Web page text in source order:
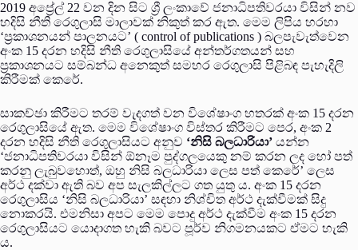
2019 අප්‍රේල් 22 වන දින සිට ශ්‍රී ලංකාවේ ජනාධිපතිවරයා විසින් නව
හදිසි නීති රෙගුලාසි මාලාවක් නිකුත් කර ඇත. මෙම ලිපිය හරහා
‘ප්‍රකාශනයන් පාලනයට’ ( control of publications ) බලපැවැත්වෙන
අංක 15 දරන හදිසි නීති රෙගුලාසියේ අන්තර්ගතයන් සහ
ප්‍රකාශනයට සම්බන්ධ අනෙකුත් සමහර රෙගුලාසි පිළිබඳ පැහැදිලි
කිරීමක් කෙරේ.
සාකච්ඡා කිරීමට තරම් වැදගත් වන විශේෂාංග හතරක් අංක 15 දරන
රෙගුලාසියේ ඇත. මෙම විශේෂාංග විස්තර කිරීමට පෙර, අංක 2
දරන හදිසි නීති රෙගුලාසියට අනුව ‘නිසි බලධාරියා’ යන්න
‘ජනාධිපතිවරයා විසින් ඕනෑම පුද්ගලයෙකු නම් කරන ලද හෝ පත්
කරනු ලැබුවහොත්, ඔහු නිසි බලධාරියා ලෙස පත් කෙරේ’ ලෙස
අර්ථ දක්වා ඇති බව අප සැලකිල්ලට ගත යුතු ය. අංක 15 දරන
රෙගුලාසිය ‘නිසි බලධාරියා’ සඳහා නිශ්චිත අර්ථ දැක්වීමක් සිදු
නොකරයි. එමනිසා අපට මෙම පොදු අර්ථ දැක්වීම අංක 15 දරන
රෙගුලාසියට යොදාගත හැකි බවට පූර්ව නිගමනයකට ඒමට හැකි
ය.